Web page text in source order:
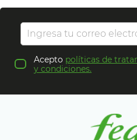
Acepto políticas de
y condiciones.